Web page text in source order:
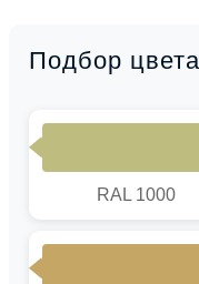
Подбор
RAL 1000